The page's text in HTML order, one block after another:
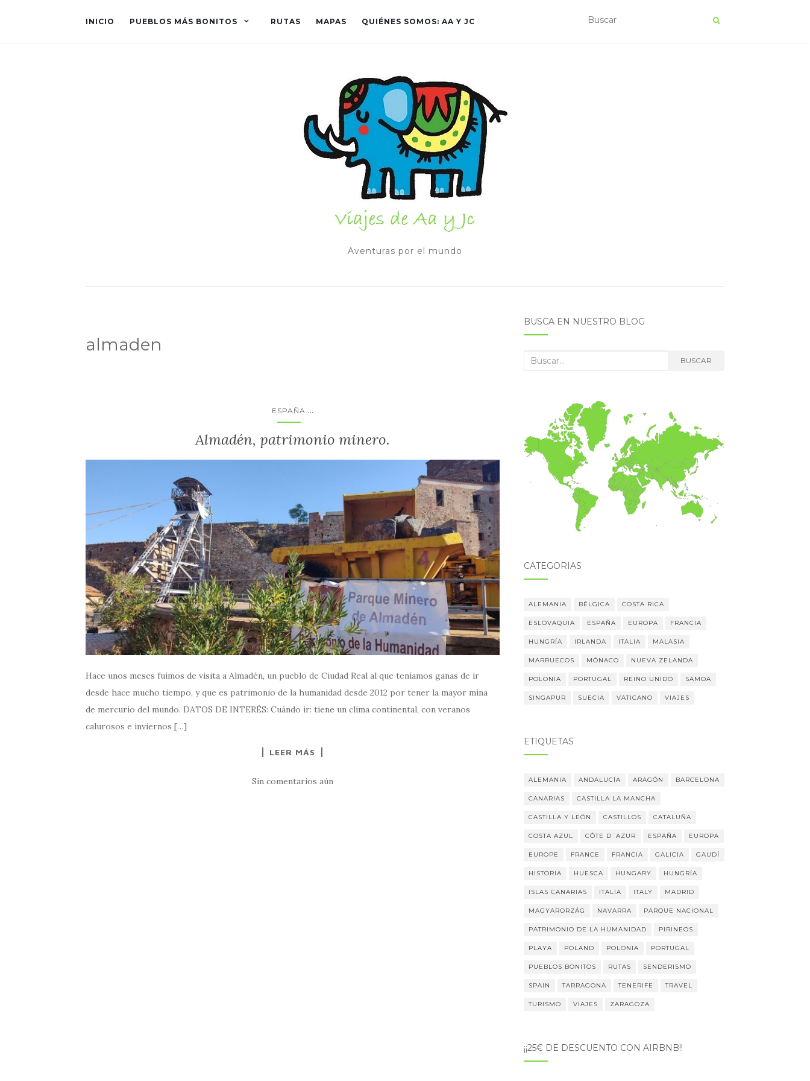
INICIO PUEBLOS MÁS BONITOS RUTAS MAPAS QUIÉNES SOMOS: AA Y JC
Aventuras por el mundo
almaden
ESPAÑA ...
Almadén, patrimonio minero.
Hace unos meses fuimos de visita a Almadén, un pueblo de Ciudad Real al que teníamos ganas de ir
desde hace mucho tiempo, y que es patrimonio de la humanidad desde 2012 por tener la mayor mina
de mercurio del mundo. DATOS DE INTERÉS: Cuándo ir: tiene un clima continental, con veranos
calurosos e inviernos […]
LEER MÁS
Sin comentarios aún
BUSCA EN NUESTRO BLOG
Buscar: BUSCAR
CATEGORÍAS
ALEMANIA BÉLGICA COSTA RICA
ESLOVAQUIA ESPAÑA EUROPA FRANCIA
HUNGRÍA IRLANDA ITALIA MALASIA
MARRUECOS MÓNACO NUEVA ZELANDA
POLONIA PORTUGAL REINO UNIDO SAMOA
SINGAPUR SUECIA VATICANO VIAJES
ETIQUETAS
ALEMANIA ANDALUCÍA ARAGÓN BARCELONA
CANARIAS CASTILLA LA MANCHA
CASTILLA Y LEÓN CASTILLOS CATALUÑA
COSTA AZUL CÔTE D´AZUR ESPAÑA EUROPA
EUROPE FRANCE FRANCIA GALICIA GAUDÍ
HISTORIA HUESCA HUNGARY HUNGRÍA
ISLAS CANARIAS ITALIA ITALY MADRID
MAGYARORZÁG NAVARRA PARQUE NACIONAL
PATRIMONIO DE LA HUMANIDAD PIRINEOS
PLAYA POLAND POLONIA PORTUGAL
PUEBLOS BONITOS RUTAS SENDERISMO
SPAIN TARRAGONA TENERIFE TRAVEL
TURISMO VIAJES ZARAGOZA
¡¡25€ DE DESCUENTO CON AIRBNB!!